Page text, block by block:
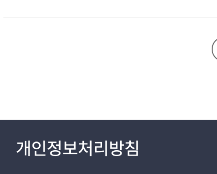
culturalsectionsin topicexceptfor1 textbook. Based on the
개인정보처리방침